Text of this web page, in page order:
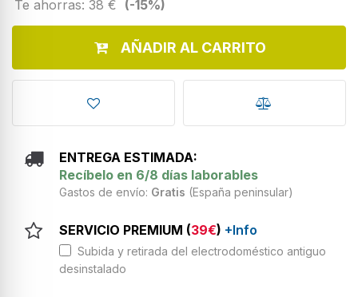
Te ahorras: 38 € (-15%)
AÑADIR AL CARRITO
ENTREGA ESTIMADA:
Recíbelo en 6/8 días laborables
Gastos de envío: Gratis (España peninsular)
SERVICIO PREMIUM (39€) +Info
Subida y retirada del electrodoméstico antiguo
desinstalado